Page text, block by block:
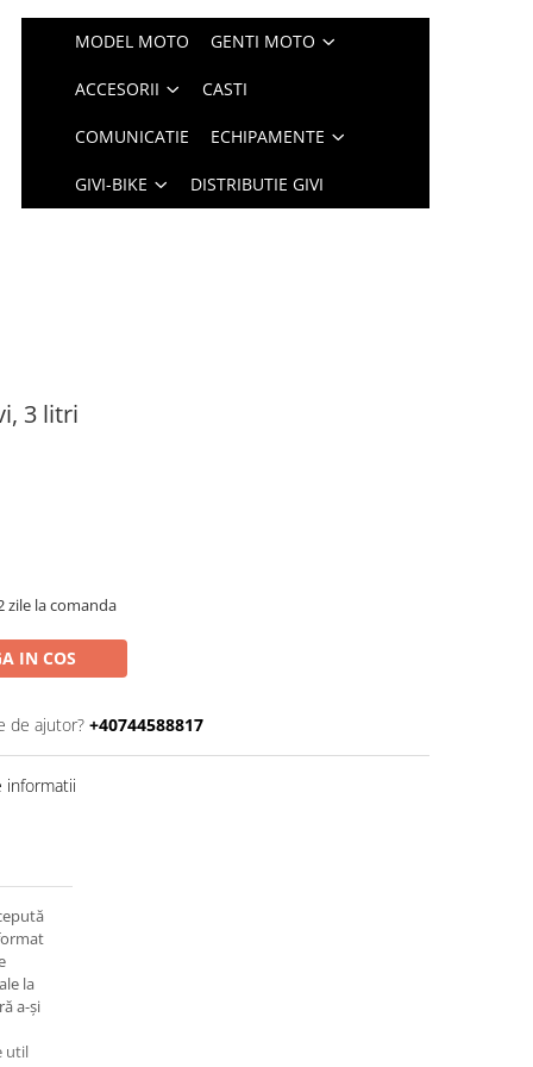
MODEL MOTO GENTI MOTO
ACCESORII CASTI
COMUNICATIE ECHIPAMENTE
GIVI-BIKE DISTRIBUTIE GIVI
3 litri
zile la comanda
IN COS
de ajutor? +40744588817
informatii
la
a-și
util